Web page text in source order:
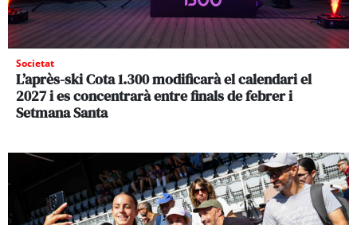
Societat
L’après-ski Cota 1.300 modificarà el calendari el
2027 i es concentrarà entre finals de febrer i
Setmana Santa